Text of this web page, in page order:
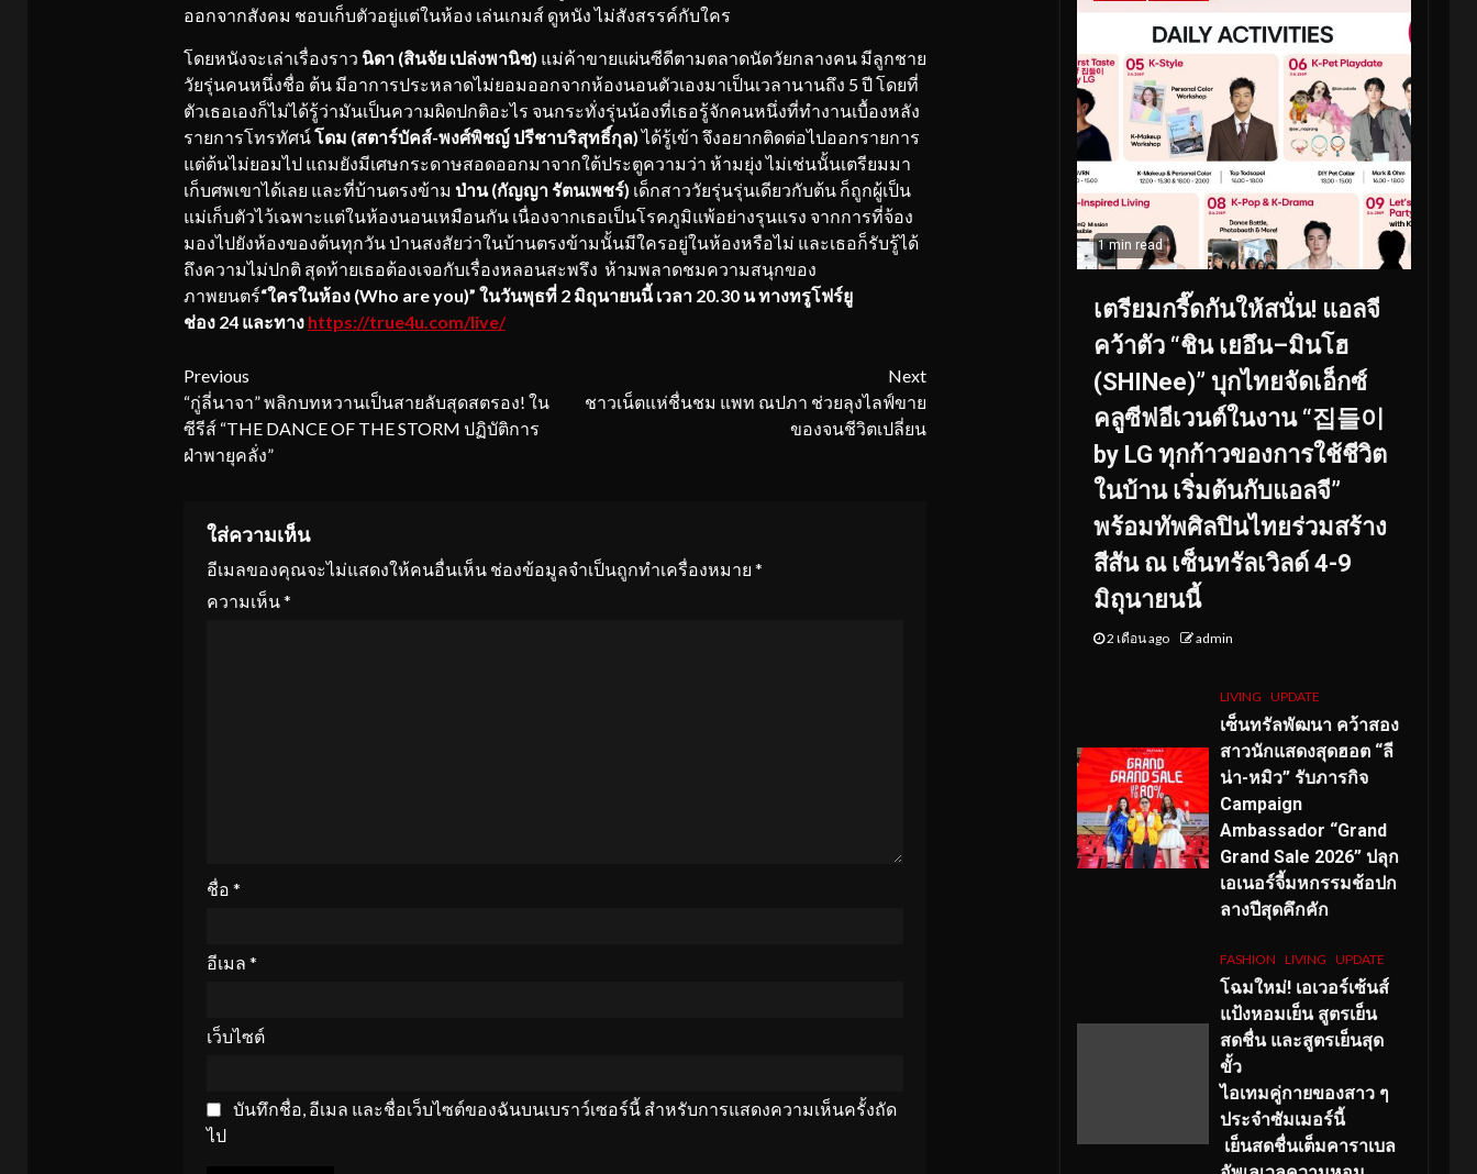
ออกจากสังคม ชอบเก็บตัวอยู่แต่ในห้อง เล่นเกมส์ ดูหนัง ไม่สังสรรค์กับใคร
โดยหนังจะเล่าเรื่องราว นิดา (สินจัย เปล่งพานิช) แม่ค้าขายแผ่นซีดีตามตลาดนัดวัยกลางคน มีลูกชาย
วัยรุ่นคนหนึ่งชื่อ ต้น มีอาการประหลาดไม่ยอมออกจากห้องนอนตัวเองมาเป็นเวลานานถึง 5 ปี โดยที่
ตัวเธอเองก็ไม่ได้รู้ว่ามันเป็นความผิดปกติอะไร จนกระทั่งรุ่นน้องที่เธอรู้จักคนหนึ่งที่ทำงานเบื้องหลัง
รายการโทรทัศน์โดม (สตาร์บัคส์-พงศ์พิชญ์ ปรีชาบริสุทธิ์กุล)ได้รู้เข้า จึงอยากติดต่อไปออกรายการ
แต่ต้นไม่ยอมไป แถมยังมีเศษกระดาษสอดออกมาจากใต้ประตูความว่า ห้ามยุ่ง ไม่เช่นนั้นเตรียมมา
เก็บศพเขาได้เลย และที่บ้านตรงข้าม ป่าน (กัญญา รัตนเพชร์) เด็กสาววัยรุ่นรุ่นเดียวกับต้น ก็ถูกผู้เป็น
แม่เก็บตัวไว้เฉพาะแต่ในห้องนอนเหมือนกัน เนื่องจากเธอเป็นโรคภูมิแพ้อย่างรุนแรง จากการที่จ้อง
มองไปยังห้องของต้นทุกวัน ป่านสงสัยว่าในบ้านตรงข้ามนั้นมีใครอยู่ในห้องหรือไม่ และเธอก็รับรู้ได้
ถึงความไม่ปกติ สุดท้ายเธอต้องเจอกับเรื่องหลอนสะพรึง ห้ามพลาดชมความสนุกของ
ภาพยนตร์“ใครในห้อง (Who are you)” ในวันพุธที่ 2 มิถุนายนนี้ เวลา 20.30 น ทางทรูโฟร์ยู
ช่อง 24 และทาง https://true4u.com/live/
Continue
Reading
Previous
“กู่ลี่นาจา” พลิกบทหวานเป็นสายลับสุดสตรอง! ใน
ซีรีส์ “THE DANCE OF THE STORM ปฏิบัติการ
ฝ่าพายุคลั่ง”
Next
ชาวเน็ตแห่ชื่นชม แพท ณปภา ช่วยลุงไลฟ์ขาย
ของจนชีวิตเปลี่ยน
ใส่ความเห็น
อีเมลของคุณจะไม่แสดงให้คนอื่นเห็น ช่องข้อมูลจำเป็นถูกทำเครื่องหมาย *
ความเห็น*
ชื่อ *
อีเมล *
เว็บไซต์
บันทึกชื่อ, อีเมล และชื่อเว็บไซต์ของฉันบนเบราว์เซอร์นี้ สำหรับการแสดงความเห็นครั้งถัด
ไป
1 min read
เตรียมกรี๊ดกันให้สนั่น! แอลจี
คว้าตัว “ชิน เยอึน–มินโฮ
(SHINee)” บุกไทยจัดเอ็กซ์
คลูซีฟอีเวนต์ในงาน “집들이
by LG ทุกก้าวของการใช้ชีวิต
ในบ้าน เริ่มต้นกับแอลจี”
พร้อมทัพศิลปินไทยร่วมสร้าง
สีสัน ณ เซ็นทรัลเวิลด์ 4-9
มิถุนายนนี้
2 เดือน ago admin
LIVING UPDATE
เซ็นทรัลพัฒนา คว้าสอง
สาวนักแสดงสุดฮอต “ลี
น่า-หมิว” รับภารกิจ
Campaign
Ambassador “Grand
Grand Sale 2026” ปลุก
เอเนอร์จี้มหกรรมช้อปก
ลางปีสุดคึกคัก
FASHION LIVING UPDATE
โฉมใหม่! เอเวอร์เซ้นส์
แป้งหอมเย็น สูตรเย็น
สดชื่น และสูตรเย็นสุด
ขั้ว
ไอเทมคู่กายของสาว ๆ
ประจำซัมเมอร์นี้
เย็นสดชื่นเต็มคาราเบล